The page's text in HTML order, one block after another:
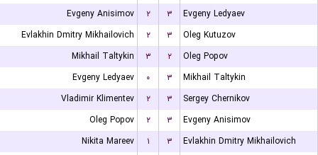
Evgeny Anisimov
۲ ۳
Evgeny Ledyaev
Evlakhin Dmitry Mikhailovich
۲ ۳
Oleg Kutuzov
Mikhail Taltykin
۳ ۲
Oleg Popov
Evgeny Ledyaev
۰ ۳
Mikhail Taltykin
Vladimir Klimentev
۲ ۳
Sergey Chernikov
Oleg Popov
۲ ۳
Evgeny Anisimov
Nikita Mareev
۱ ۳
Evlakhin Dmitry Mikhailovich